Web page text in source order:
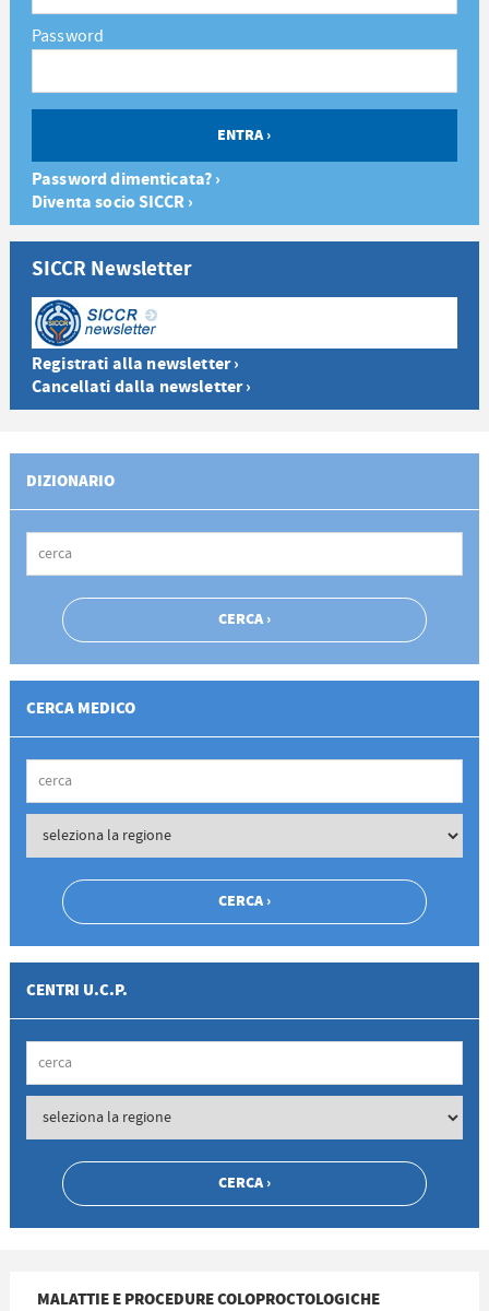
Password
Password dimenticata? ›
Diventa socio SICCR ›
SICCR Newsletter
Registrati alla newsletter ›
Cancellati dalla newsletter ›
DIZIONARIO
CERCA MEDICO
CENTRI U.C.P.
MALATTIE E PROCEDURE COLOPROCTOLOGICHE